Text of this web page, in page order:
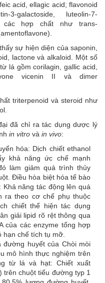
acid, ellagic acid; flavonoid
galactoside, luteolin-7-
các hợp chất như trans-
sự hiện diện của saponin,
lactone và alkaloid. Một số
lá gồm corilagin, gallic acid,
vicenin II và dimer
triterpenoid và steroid như
đã chỉ ra tác dụng dược lý
in vitro và in vivo:
hóa: Dịch chiết ethanol
khả năng ức chế mạnh
làm giảm quá trình thủy
Điều hòa biệt hóa tế bào
năng tác động lên quá
ra theo cơ chế phụ thuộc
chiết thể hiện tác dụng
giải lipid rõ rệt thông qua
của các enzyme tổng hợp
hạn chế tích tụ mỡ.
huyết của Chòi mòi
mô hình thực nghiệm trên
từ lá và hạt: Chiết xuất
trên chuột tiểu đường typ 1